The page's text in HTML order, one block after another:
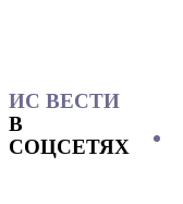
ИС ВЕСТИ
В
СОЦСЕТЯХ